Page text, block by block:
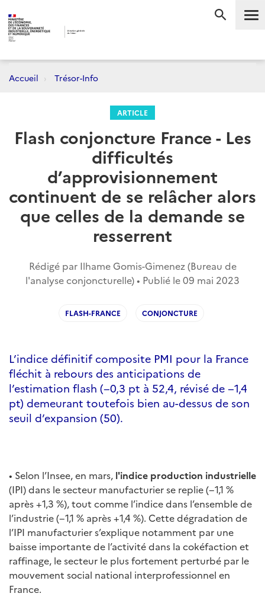
Accueil Trésor-Info
ARTICLE
Flash conjoncture France - Les
difficultés
d’approvisionnement
continuent de se relâcher alors
que celles de la demande se
resserrent
Rédigé par Ilhame Gomis-Gimenez (Bureau de
l'analyse conjoncturelle) • Publié le09 mai 2023
FLASH-FRANCE CONJONCTURE
L’indice définitif composite PMI pour la France
fléchit à rebours des anticipations de
l’estimation flash (−0,3 pt à 52,4, révisé de −1,4
pt) demeurant toutefois bien au-dessus de son
seuil d’expansion (50).
• Selon l’Insee, en mars, l'indice production industrielle
(IPI) dans le secteur manufacturier se replie (−1,1 %
après +1,3 %), tout comme l’indice dans l’ensemble de
l’industrie (−1,1 % après +1,4 %). Cette dégradation de
l’IPI manufacturier s’explique notamment par une
baisse importante de l’activité dans la cokéfaction et
raffinage, le secteur le plus fortement perturbé par le
mouvement social national interprofessionnel en
France.